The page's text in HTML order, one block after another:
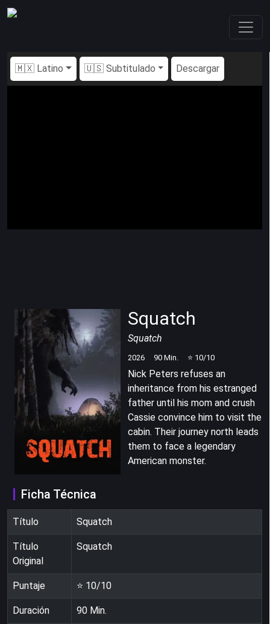
🇲🇽 Latino 🇺🇸 Subtitulado Descargar
Squatch
Squatch
2026 90 Min. ⭐ 10/10
Nick Peters refuses an
inheritance from his estranged
father until his mom and crush
Cassie convince him to visit the
cabin. Their journey north leads
them to face a legendary
American monster.
Ficha Técnica
Título Squatch
Título
Original
Squatch
Puntaje ⭐ 10/10
Duración 90 Min.